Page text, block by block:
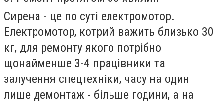
Сирена - це по суті електромотор.
Електромотор, котрий важить близько 30
кг, для ремонту якого потрібно
щонайменше 3-4 працівники та
залучення спецтехніки, часу на один
лише демонтаж - більше години, а на